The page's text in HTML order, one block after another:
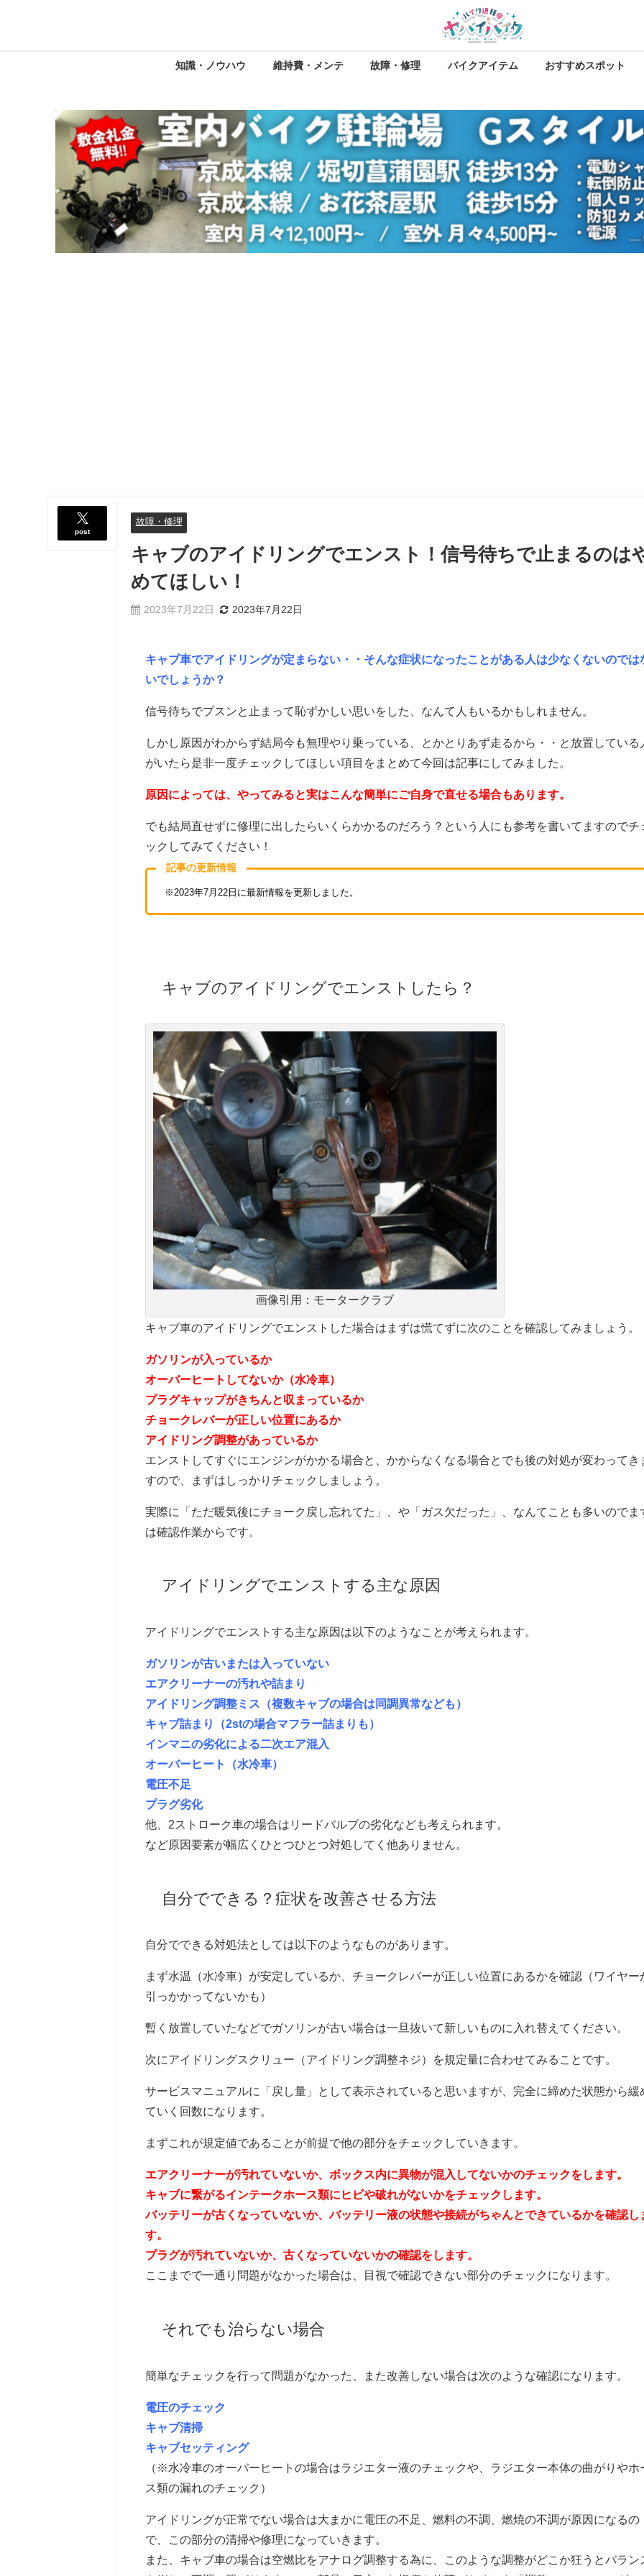
知識・ノウハウ 維持費・メンテ 故障・修理 バイクアイテム おすすめスポット
post
故障・修理
キャブのアイドリングでエンスト！信号待ちで止まるのは
めてほしい！
2023年7月22日 2023年7月22日
キャブ車でアイドリングが定まらない・・そんな症状になったことがある人は少なくないのでは
いでしょうか？
信号待ちでプスンと止まって恥ずかしい思いをした、なんて人もいるかもしれません。
しかし原因がわからず結局今も無理やり乗っている、とかとりあず走るから・・と放置している
がいたら是非一度チェックしてほしい項目をまとめて今回は記事にしてみました。
原因によっては、やってみると実はこんな簡単にご自身で直せる場合もあります。
でも結局直せずに修理に出したらいくらかかるのだろう？という人にも参考を書いてますのでチ
ックしてみてください！
記事の更新情報
※2023年7月22日に最新情報を更新しました。
キャブのアイドリングでエンストしたら？
画像引用：モータークラブ
キャブ車のアイドリングでエンストした場合はまずは慌てずに次のことを確認してみましょう。
ガソリンが入っているか
オーバーヒートしてないか（水冷車）
プラグキャップがきちんと収まっているか
チョークレバーが正しい位置にあるか
アイドリング調整があっているか
エンストしてすぐにエンジンがかかる場合と、かからなくなる場合とでも後の対処が変わってき
すので、まずはしっかりチェックしましょう。
実際に「ただ暖気後にチョーク戻し忘れてた」、や「ガス欠だった」、なんてことも多いのでま
は確認作業からです。
アイドリングでエンストする主な原因
アイドリングでエンストする主な原因は以下のようなことが考えられます。
ガソリンが古いまたは入っていない
エアクリーナーの汚れや詰まり
アイドリング調整ミス（複数キャブの場合は同調異常なども）
キャブ詰まり（2stの場合マフラー詰まりも）
インマニの劣化による二次エア混入
オーバーヒート（水冷車）
電圧不足
プラグ劣化
他、2ストローク車の場合はリードバルブの劣化なども考えられます。
など原因要素が幅広くひとつひとつ対処してく他ありません。
自分でできる？症状を改善させる方法
自分でできる対処法としては以下のようなものがあります。
まず水温（水冷車）が安定しているか、チョークレバーが正しい位置にあるかを確認（ワイヤー
引っかかってないかも）
暫く放置していたなどでガソリンが古い場合は一旦抜いて新しいものに入れ替えてください。
次にアイドリングスクリュー（アイドリング調整ネジ）を規定量に合わせてみることです。
サービスマニュアルに「戻し量」として表示されていると思いますが、完全に締めた状態から緩
ていく回数になります。
まずこれが規定値であることが前提で他の部分をチェックしていきます。
エアクリーナーが汚れていないか、ボックス内に異物が混入してないかのチェックをします。
キャブに繋がるインテークホース類にヒビや破れがないかをチェックします。
バッテリーが古くなっていないか、バッテリー液の状態や接続がちゃんとできているかを確認し
す。
プラグが汚れていないか、古くなっていないかの確認をします。
ここまでで一通り問題がなかった場合は、目視で確認できない部分のチェックになります。
それでも治らない場合
簡単なチェックを行って問題がなかった、また改善しない場合は次のような確認になります。
電圧のチェック
キャブ清掃
キャブセッティング
（※水冷車のオーバーヒートの場合はラジエター液のチェックや、ラジエター本体の曲がりやホ
ス類の漏れのチェック）
アイドリングが正常でない場合は大まかに電圧の不足、燃料の不調、燃焼の不調が原因になるの
で、この部分の清掃や修理になっていきます。
また、キャブ車の場合は空燃比をアナログ調整する為に、このような調整がどこか狂うとバラン